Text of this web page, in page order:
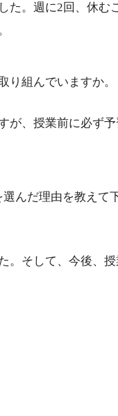
た。週に2回、休む
り組んでいますか。
が、授業前に必ず
選んだ理由を教えて
。そして、今後、